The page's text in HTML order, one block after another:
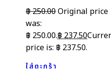
฿250.00Original price
was:
฿ 250.00.฿ 237.50
price is: ฿ 237.50.
ใส่ตะกร้า